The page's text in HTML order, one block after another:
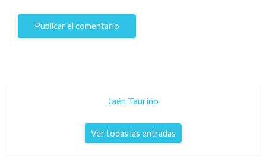
Jaén Taurino
Ver todas las entradas